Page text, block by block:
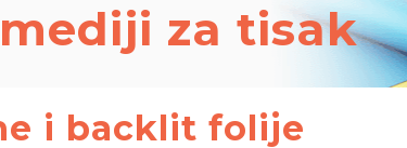
za tisak
i backlit folije